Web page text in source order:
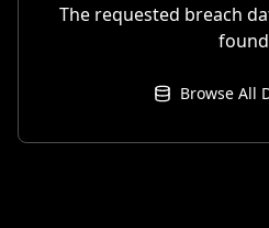
The requested breach
Browse All